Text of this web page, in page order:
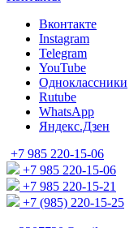
Вконтакте
Instagram
Telegram
YouTube
Одноклассники
Rutube
WhatsApp
Яндекс.Дзен
+7 985 220-15-06
+7 985 220-15-06
+7 985 220-15-21
+7 (985) 220-15-25